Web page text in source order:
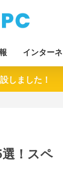
インター
しました！
！スペ